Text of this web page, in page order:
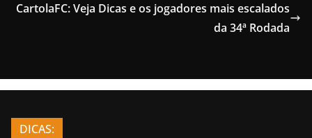
CartolaFC: Veja Dicas e os jogadores mais escalados
da 34ª Rodada
DICAS: